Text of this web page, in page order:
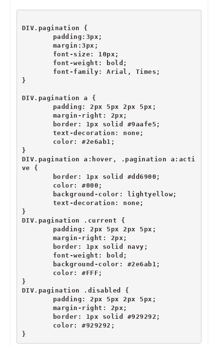
DIV.pagination {
	padding:3px;
	margin:3px;
	font-size: 10px;
	font-weight: bold;
	font-family: Arial, Times;
}
DIV.pagination a {
	padding: 2px 5px 2px 5px;
	margin-right: 2px;
	border: 1px solid #9aafe5;
	text-decoration: none;
	color: #2e6ab1;
}
DIV.pagination a:hover, .pagination a:acti
ve {
	border: 1px solid #dd6900;
	color: #000;
	background-color: lightyellow;
	text-decoration: none;
}
DIV.pagination .current {
	padding: 2px 5px 2px 5px;
	margin-right: 2px;
	border: 1px solid navy;
	font-weight: bold;
	background-color: #2e6ab1;
	color: #FFF;
}
DIV.pagination .disabled {
	padding: 2px 5px 2px 5px;
	margin-right: 2px;
	border: 1px solid #929292;
	color: #929292;
}